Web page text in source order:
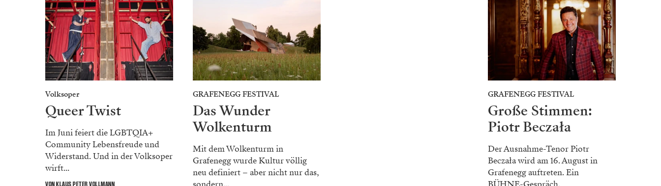
Volksoper
Queer Twist
Im Juni feiert die LGBTQIA+
Community Lebensfreude und
Widerstand. Und in der Volksoper
wirft...
VON KLAUS PETER VOLLMANN
GRAFENEGG FESTIVAL
Das Wunder
Wolkenturm
Mit dem Wolkenturm in
Grafenegg wurde Kultur völlig
neu definiert – aber nicht nur das,
GRAFENEGG FESTIVAL
Große Stimmen:
Piotr Beczała
Der Ausnahme-Tenor Piotr
Beczała wird am 16. August in
Grafenegg auftreten. Ein